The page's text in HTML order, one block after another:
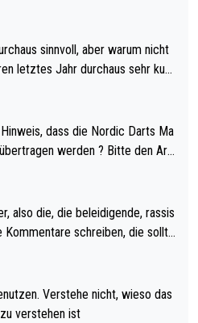
sinnvoll, aber warum nicht
Qualifikation des Weltmei
Dies war bei Archie Self letzt
amtierender Weltmeister durch
dass Mitchel sich das (in Ve
eigentlich die PDC-WM als Zi
werden ? Bitte den Arti
also die, die beleidigende, rassis
schreiben, die sollte
eins wundert mich: Luke Little
der über Social Media GvV p
schießt öfters mal gegen Ric
Verstehe nicht, wieso das
verstehen ist